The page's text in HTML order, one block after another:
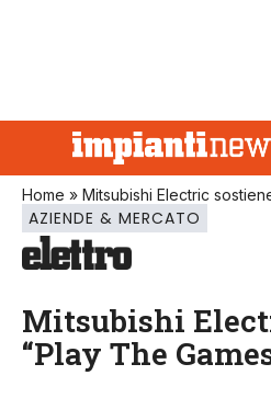
Home » Mitsubishi Electric
AZIENDE & MERCATO
Mitsubishi
“Play The